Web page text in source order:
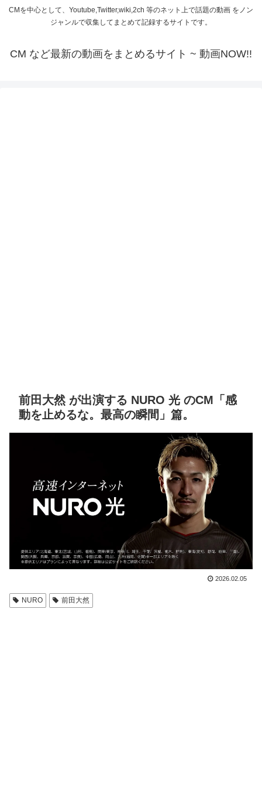
CMを中心として、Youtube,Twitter,wiki,2ch 等のネット上で話題の動画 をノン
ジャンルで収集してまとめて記録するサイトです。
CM など最新の動画をまとめるサイト ~ 動画NOW!!
前田大然 が出演する NURO 光 のCM「感
動を止めるな。最高の瞬間」篇。
2026.02.05
NURO 前田大然